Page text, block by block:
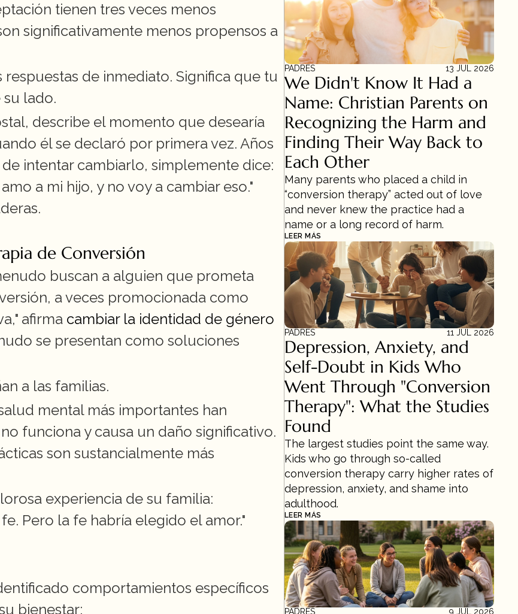
tienen tres veces menos
significativamente menos propensos a
de inmediato. Significa que tu
su lado.
describe el momento que desearía
él se declaró por primera vez. Años
intentar cambiarlo, simplemente dice:
a mi hijo, y no voy a cambiar eso."
de Conversión
buscan a alguien que prometa
a veces promocionada como
afirma cambiar la identidad de género
se presentan como soluciones
a las familias.
mental más importantes han
funciona y causa un daño significativo.
son sustancialmente más
experiencia de su familia:
Pero la fe habría elegido el amor."
comportamientos específicos
bienestar:
PADRES 13 JUL 2026
We Didn't Know It Had a
Name: Christian Parents on
Recognizing the Harm and
Finding Their Way Back to
Each Other
Many parents who placed a child in
“conversion therapy” acted out of love
and never knew the practice had a
name or a long record of harm.
LEER MÁS
PADRES 11 JUL 2026
Depression, Anxiety, and
Self-Doubt in Kids Who
Went Through "Conversion
Therapy": What the Studies
Found
The largest studies point the same way.
Kids who go through so-called
conversion therapy carry higher rates of
depression, anxiety, and shame into
adulthood.
LEER MÁS
PADRES 9 JUL 2026